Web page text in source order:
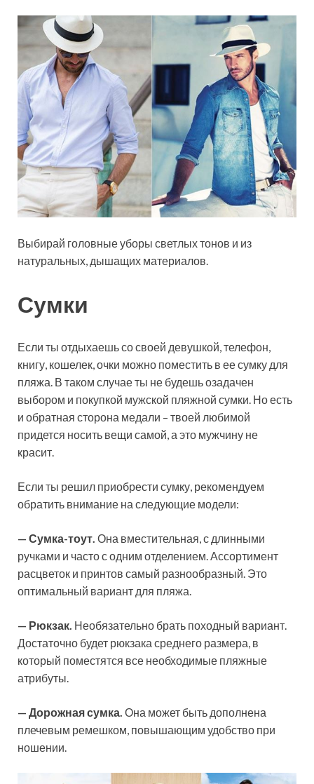
Выбирай головные уборы светлых тонов и из
натуральных, дышащих материалов.
Сумки
Если ты отдыхаешь со своей девушкой, телефон,
книгу, кошелек, очки можно поместить в ее сумку для
пляжа. В таком случае ты не будешь озадачен
выбором и покупкой мужской пляжной сумки. Но есть
и обратная сторона медали – твоей любимой
придется носить вещи самой, а это мужчину не
красит.
Если ты решил приобрести сумку, рекомендуем
обратить внимание на следующие модели:
— Сумка-тоут. Она вместительная, с длинными
ручками и часто с одним отделением. Ассортимент
расцветок и принтов самый разнообразный. Это
оптимальный вариант для пляжа.
— Рюкзак. Необязательно брать походный вариант.
Достаточно будет рюкзака среднего размера, в
который поместятся все необходимые пляжные
атрибуты.
— Дорожная сумка. Она может быть дополнена
плечевым ремешком, повышающим удобство при
ношении.